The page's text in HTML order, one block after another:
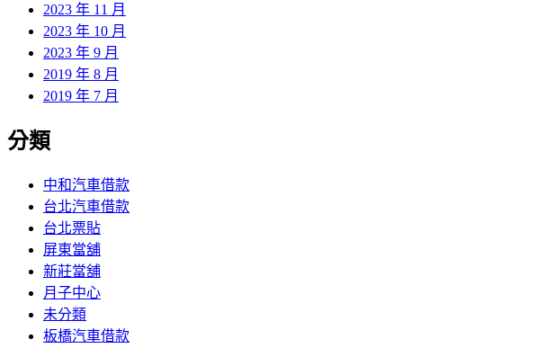
2023 年 11 月
2023 年 10 月
2023 年 9 月
2019 年 8 月
2019 年 7 月
分類
中和汽車借款
台北汽車借款
台北票貼
屏東當舖
新莊當舖
月子中心
未分類
板橋汽車借款